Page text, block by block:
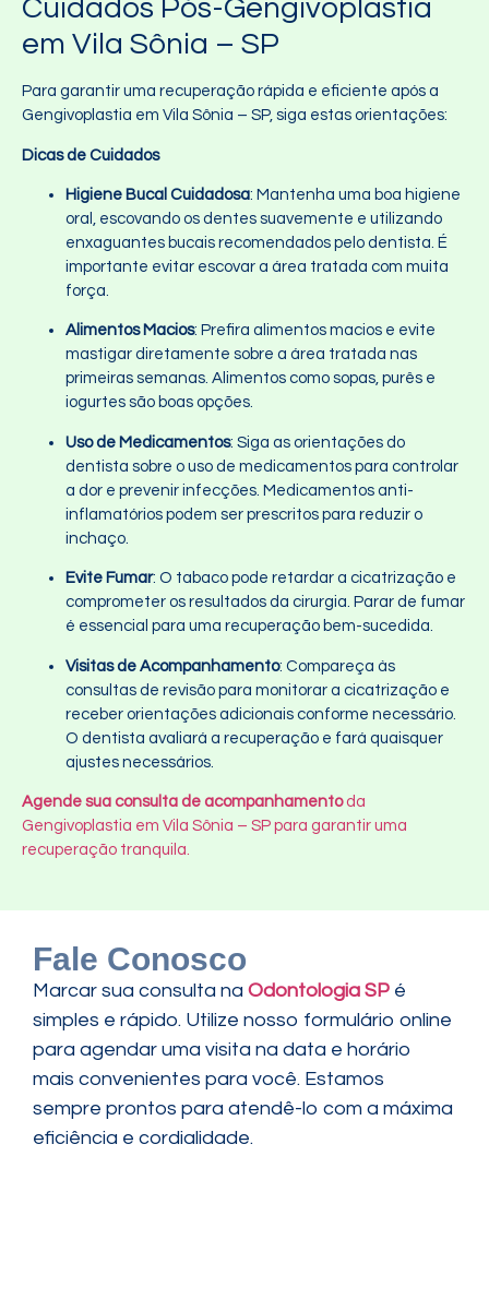
Cuidados Pós-Gengivoplastia
em Vila Sônia – SP
Para garantir uma recuperação rápida e eficiente após a
Gengivoplastia em Vila Sônia – SP, siga estas orientações:
Dicas de Cuidados
Higiene Bucal Cuidadosa: Mantenha uma boa higiene
oral, escovando os dentes suavemente e utilizando
enxaguantes bucais recomendados pelo dentista. É
importante evitar escovar a área tratada com muita
força.
Alimentos Macios: Prefira alimentos macios e evite
mastigar diretamente sobre a área tratada nas
primeiras semanas. Alimentos como sopas, purês e
iogurtes são boas opções.
Uso de Medicamentos: Siga as orientações do
dentista sobre o uso de medicamentos para controlar
a dor e prevenir infecções. Medicamentos anti-
inflamatórios podem ser prescritos para reduzir o
inchaço.
Evite Fumar: O tabaco pode retardar a cicatrização e
comprometer os resultados da cirurgia. Parar de fumar
é essencial para uma recuperação bem-sucedida.
Visitas de Acompanhamento: Compareça às
consultas de revisão para monitorar a cicatrização e
receber orientações adicionais conforme necessário.
O dentista avaliará a recuperação e fará quaisquer
ajustes necessários.
Agende sua consulta de acompanhamentoda
Gengivoplastia em Vila Sônia – SP para garantir uma
recuperação tranquila.
Fale Conosco
Marcar sua consulta na Odontologia SP é
simples e rápido. Utilize nosso formulário online
para agendar uma visita na data e horário
mais convenientes para você. Estamos
sempre prontos para atendê-lo com a máxima
eficiência e cordialidade.